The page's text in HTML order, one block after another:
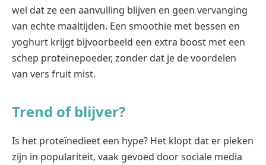
wel dat ze een aanvulling blijven en geen vervanging
van echte maaltijden. Een smoothie met bessen en
yoghurt krijgt bijvoorbeeld een extra boost met een
schep proteïnepoeder, zonder dat je de voordelen
van vers fruit mist.
Trend of blijver?
Is het proteïnedieet een hype? Het klopt dat er pieken
zijn in populariteit, vaak gevoed door sociale media